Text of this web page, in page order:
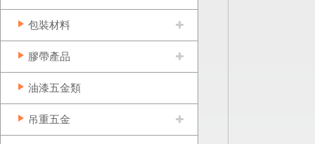
包裝材料
膠帶產品
油漆五金類
吊重五金